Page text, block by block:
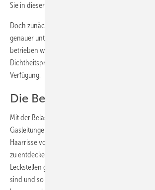
Sie in dieser SBZ-Ausgabe ab Seite 22.
Doch zunächst einmal nehmen wir die
genauer unter die Lupe: Für Gasleitungen, die mit
betrieben werden, stehen die Belas­tungsprüfung,
Dichtheitsprüfung und ­ die
Verfügung.
Die Belastungsprüfung
Mit der Belastungsprüfung sollen Schwachstellen
Gasleitungen gefunden werden. An
Haarrisse vorhanden sein, die mit geringeren
zu entdecken sind. An Löt- oder
Leckstellen geben, die zunächst von Zunder oder
sind und so gar nicht auffallen. Der Druck der